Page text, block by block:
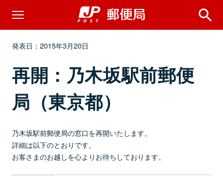
発表日：2015年3月20日
再開：乃木坂駅前郵便
局（東京都）
乃木坂駅前郵便局の窓口を再開いたします。
詳細は以下のとおりです。
お客さまのお越しを心よりお待ちしております。